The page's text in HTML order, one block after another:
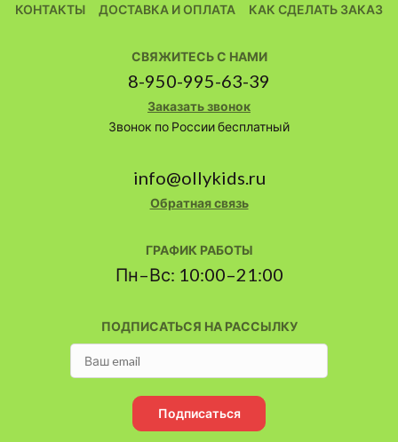
КОНТАКТЫ
ДОСТАВКА И ОПЛАТА КАК СДЕЛАТЬ ЗАКАЗ
ПОДПИСАТЬСЯ НА РАССЫЛКУ
Подписаться
СВЯЖИТЕСЬ С НАМИ
8-950-995-63-39
Заказать звонок
Звонок по России бесплатный
info@ollykids.ru
Обратная связь
ГРАФИК РАБОТЫ
Пн–Вс: 10:00–21:00